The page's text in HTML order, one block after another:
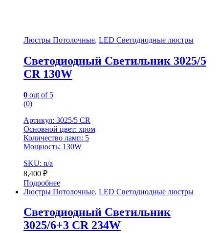
Люстры Потолочные, LED Светодиодные люстры
Светодиодный Светильник 3025/5
CR 130W
0 out of 5
(0)
Артикул: 3025/5 CR
Основной цвет: хром
Количество ламп: 5
Мощность: 130W
SKU: n/a
8,400 ₽
Подробнее
Люстры Потолочные, LED Светодиодные люстры
Светодиодный Светильник
3025/6+3 CR 234W